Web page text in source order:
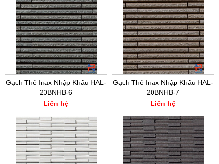
Gạch Thẻ Inax Nhập Khẩu HAL-
20BNHB-6
Liên hệ
Gạch Thẻ Inax Nhập Khẩu HAL-
20BNHB-7
Liên hệ